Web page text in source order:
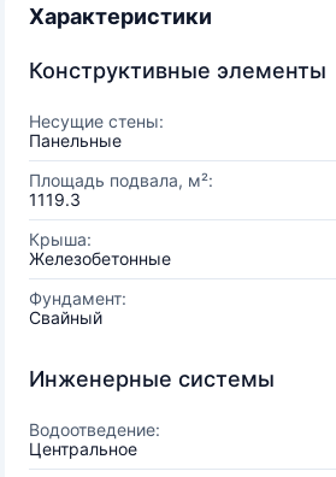
Характеристики
Конструктивные элементы
Несущие стены:
Панельные
Площадь подвала, м²:
1119.3
Крыша:
Железобетонные
Фундамент:
Свайный
Инженерные системы
Водоотведение:
Центральное